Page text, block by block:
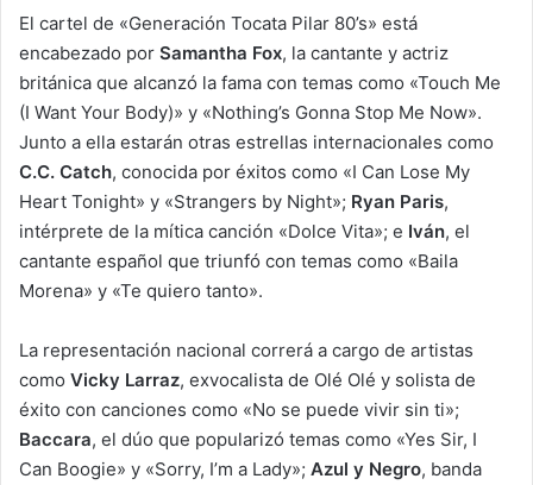
El cartel de «Generación Tocata Pilar 80’s» está
encabezado por Samantha Fox, la cantante y actriz
británica que alcanzó la fama con temas como «Touch Me
(I Want Your Body)» y «Nothing’s Gonna Stop Me Now».
Junto a ella estarán otras estrellas internacionales como
C.C. Catch, conocida por éxitos como «I Can Lose My
Heart Tonight» y «Strangers by Night»; Ryan Paris,
intérprete de la mítica canción «Dolce Vita»; e Iván, el
cantante español que triunfó con temas como «Baila
Morena» y «Te quiero tanto».
La representación nacional correrá a cargo de artistas
como Vicky Larraz, exvocalista de Olé Olé y solista de
éxito con canciones como «No se puede vivir sin ti»;
Baccara, el dúo que popularizó temas como «Yes Sir, I
Can Boogie» y «Sorry, I’m a Lady»; Azul y Negro, banda